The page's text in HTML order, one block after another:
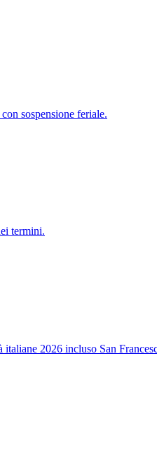
sospensione feriale.
termini.
2026 incluso San